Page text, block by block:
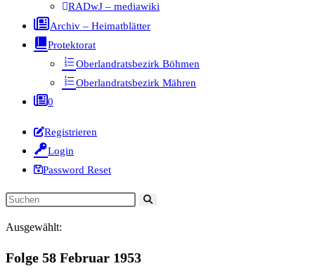
RADwJ – mediawiki
Archiv – Heimatblätter
Protektorat
Oberlandratsbezirk Böhmen
Oberlandratsbezirk Mähren
0
Registrieren
Login
Password Reset
Diese
durchsuchen
Ausgewählt:
Folge 58 Februar 1953